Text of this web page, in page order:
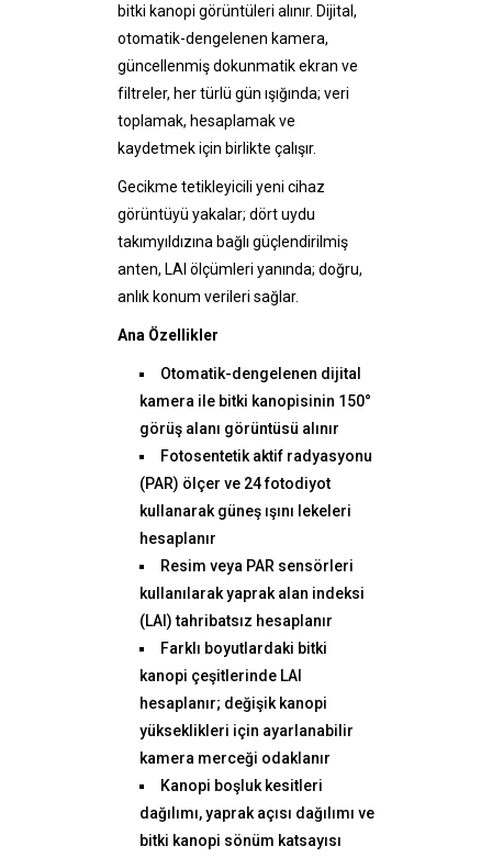
bitki kanopi görüntüleri alınır. Dijital,
otomatik-dengelenen kamera,
güncellenmiş dokunmatik ekran ve
filtreler, her türlü gün ışığında; veri
toplamak, hesaplamak ve
kaydetmek için birlikte çalışır.
Gecikme tetikleyicili yeni cihaz
görüntüyü yakalar; dört uydu
takımyıldızına bağlı güçlendirilmiş
anten, LAI ölçümleri yanında; doğru,
anlık konum verileri sağlar.
Ana Özellikler
Otomatik-dengelenen dijital
kamera ile bitki kanopisinin 150°
görüş alanı görüntüsü alınır
Fotosentetik aktif radyasyonu
(PAR) ölçer ve 24 fotodiyot
kullanarak güneş ışını lekeleri
hesaplanır
Resim veya PAR sensörleri
kullanılarak yaprak alan indeksi
(LAI) tahribatsız hesaplanır
Farklı boyutlardaki bitki
kanopi çeşitlerinde LAI
hesaplanır; değişik kanopi
yükseklikleri için ayarlanabilir
kamera merceği odaklanır
Kanopi boşluk kesitleri
dağılımı, yaprak açısı dağılımı ve
bitki kanopi sönüm katsayısı